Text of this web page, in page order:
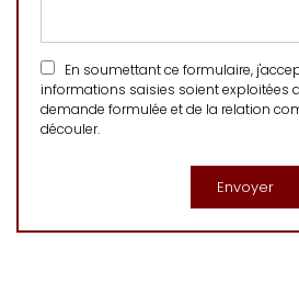
En soumettant ce formulaire,
informations saisies soient exploitées
demande formulée et de la relation
découler.